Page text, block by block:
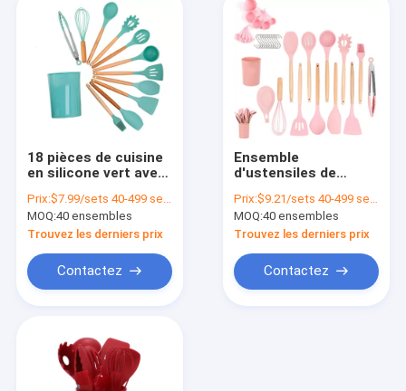
18 pièces de cuisine
en silicone vert avec
et une spatule
antiadhésive
Prix:$7.99/sets 40-499 sets
MOQ:40 ensembles
Trouvez les derniers prix
Contactez
Ensemble
d'ustensiles de
33 pièces avec une
spatule antiadhésive
et une poignée en
bois
Prix:$9.21/sets 40-499 sets
MOQ:40 ensembles
Trouvez les derniers prix
Contactez